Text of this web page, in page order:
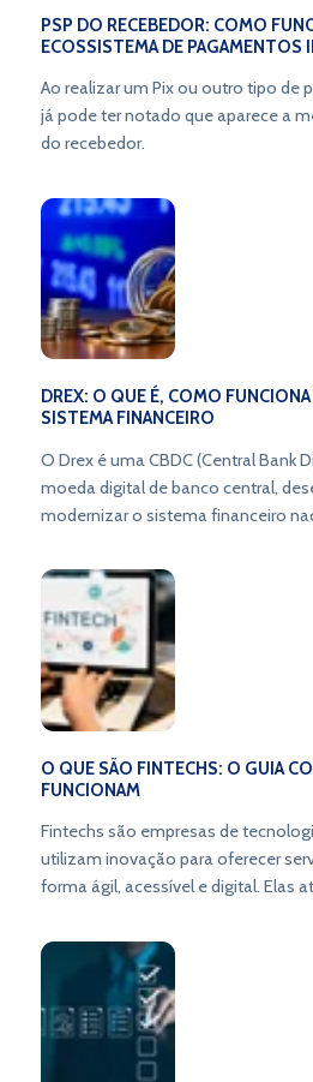
PSP DO RECEBEDOR: COMO
ECOSSISTEMA DE PAGAMENTOS
Ao realizar um Pix ou outro tipo de
já pode ter notado que aparece a
do recebedor.
DREX: O QUE É, COMO
SISTEMA FINANCEIRO
O Drex é uma CBDC (Central Bank
moeda digital de banco central,
modernizar o sistema financeiro
O QUE SÃO FINTECHS: O GUIA
FUNCIONAM
Fintechs são empresas de
utilizam inovação para oferecer
forma ágil, acessível e digital. Elas
transformando a forma de lidar com